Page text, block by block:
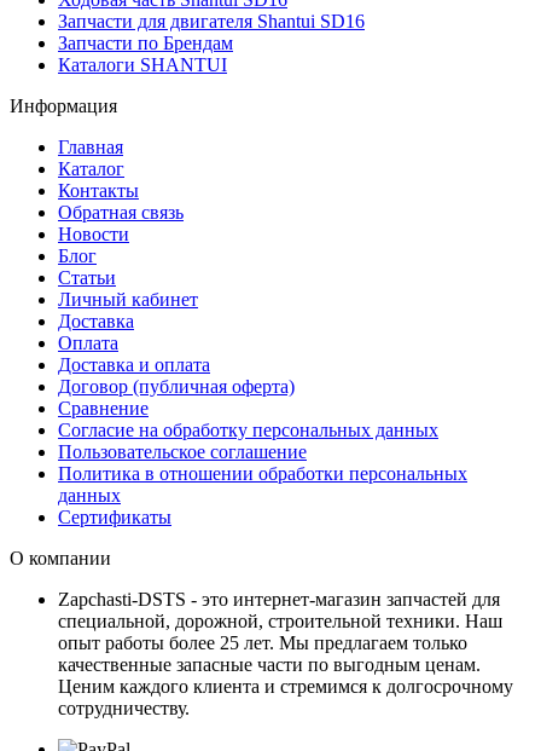
Запчасти для двигателя Shantui SD16
Запчасти по Брендам
Каталоги SHANTUI
Информация
Главная
Каталог
Контакты
Обратная связь
Новости
Блог
Статьи
Личный кабинет
Доставка
Оплата
Доставка и оплата
Договор (публичная оферта)
Сравнение
Согласие на обработку персональных данных
Пользовательское соглашение
Политика в отношении обработки персональных
данных
Сертификаты
О компании
Zapchasti-DSTS - это интернет-магазин запчастей для
специальной, дорожной, строительной техники. Наш
опыт работы более 25 лет. Мы предлагаем только
качественные запасные части по выгодным ценам.
Ценим каждого клиента и стремимся к долгосрочному
сотрудничеству.